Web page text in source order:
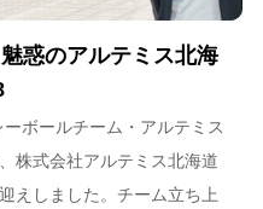
惑のアルテミス北海
ボールチーム・アルテミス
株式会社アルテミス北海道
えしました。チーム立ち上